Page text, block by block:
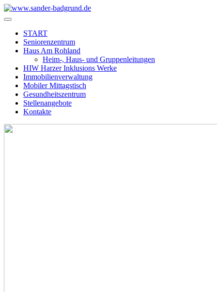
START
Seniorenzentrum
Haus Am Rohland
Heim-, Haus- und Gruppenleitungen
HIW Harzer Inklusions Werke
Immobilienverwaltung
Mobiler Mittagstisch
Gesundheitszentrum
Stellenangebote
Kontakte